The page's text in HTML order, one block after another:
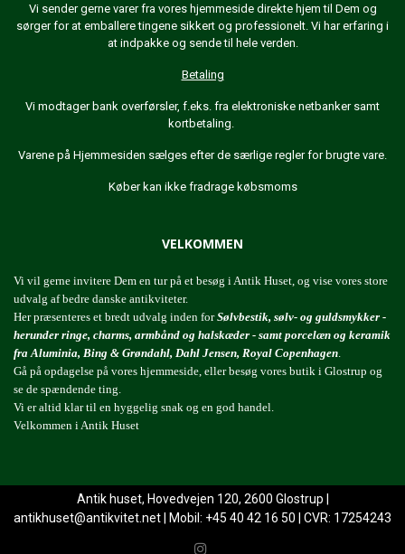
Vi sender gerne varer fra vores hjemmeside direkte hjem til Dem og
sørger for at emballere tingene sikkert og professionelt. Vi har erfaring i
at indpakke og sende til hele verden.
Betaling
Vi modtager bank overførsler, f.eks. fra elektroniske netbanker samt
kortbetaling.
Varene på Hjemmesiden sælges efter de særlige regler for brugte vare.
Køber kan ikke fradrage købsmoms
VELKOMMEN
Vi vil gerne invitere Dem en tur på et besøg i Antik Huset, og vise vores store
udvalg af bedre danske antikviteter.
Her præsenteres et bredt udvalg inden forSølvbestik, sølv- og guldsmykker -
herunder ringe, charms, armbånd og halskæder - samt porcelæn og keramik
fra Aluminia, Bing & Grøndahl, Dahl Jensen, Royal Copenhagen
Gå på opdagelse på vores hjemmeside, eller besøg vores butik i Glostrup og
se de spændende ting.
Vi er altid klar til en hyggelig snak og en god handel.
Velkommen i Antik Huset
Antik huset, Hovedvejen 120, 2600 Glostrup |
antikhuset@antikvitet.net| Mobil: +45 40 42 16 50 | CVR: 17254243